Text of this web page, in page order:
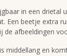
in een drietal
Een beetje extra
de afbeeldingen
middellang en